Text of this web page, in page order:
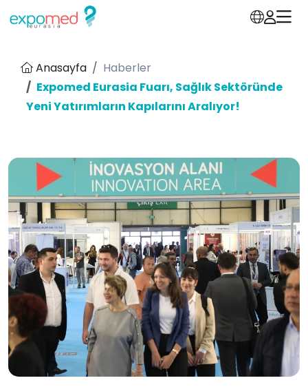
Anasayfa
Haberler
Expomed Eurasia Fuarı, Sağlık Sektöründe
Yeni Yatırımların Kapılarını Aralıyor!